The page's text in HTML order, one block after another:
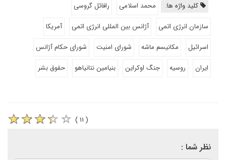
کلید واژه ها: محمد اسلامی
رافائل گروسی
سازمان انرژی اتمی
آژانس بین المللی انرژی اتمی
آمریکا
اسرائیل
مکانیسم ماشه شورای امنیت
شورای حکام آژانس
ایران
روسیه جنگ اوکراین بنیامین نتانیاهو حقوق بشر
( ۱۱ )
نظر شما :